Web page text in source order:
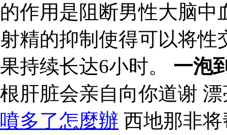
的作用是阻断男性大脑
射精的抑制使得可以将性
果持续长达6小时。 一泡
根肝脏会亲自向你道谢
噴多了怎麼辦 西地那非